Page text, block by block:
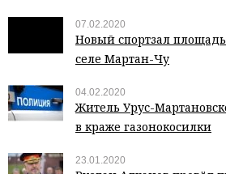
07.02.2020
Новый спортзал
селе Мартан-Чу
04.02.2020
Житель Урус-
в краже газонокосилки
23.01.2020